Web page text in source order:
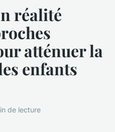
réalité
atténuer la
enfants
de lecture